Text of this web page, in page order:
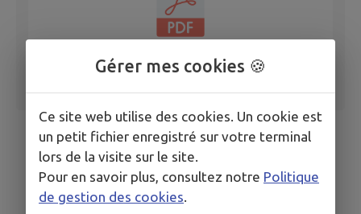
Gérer mes cookies 🍪
Ce site web utilise des cookies. Un cookie est
un petit fichier enregistré sur votre terminal
lors de la visite sur le site.
Pour en savoir plus, consultez notre Politique
de gestion des cookies